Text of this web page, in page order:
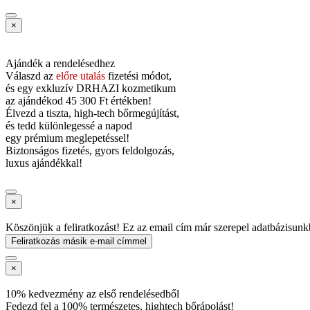
×
Ajándék a rendelésedhez
Válaszd az előre utalás fizetési módot,
és egy exkluzív DRHAZI kozmetikum
az ajándékod 45 300 Ft értékben!
Élvezd a tiszta, high-tech bőrmegújítást,
és tedd különlegessé a napod
egy prémium meglepetéssel!
Biztonságos fizetés, gyors feldolgozás,
luxus ajándékkal!
×
Köszönjük a feliratkozást! Ez az email cím már szerepel
Feliratkozás másik e-mail címmel
×
10% kedvezmény az első rendelésedből
Fedezd fel a 100% természetes, hightech bőrápolást!